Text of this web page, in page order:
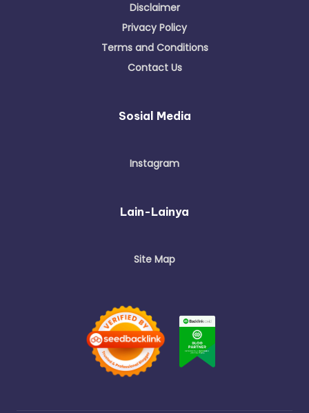
Disclaimer
Privacy Policy
Terms and Conditions
Contact Us
Sosial Media
Instagram
Lain-Lainya
Site Map